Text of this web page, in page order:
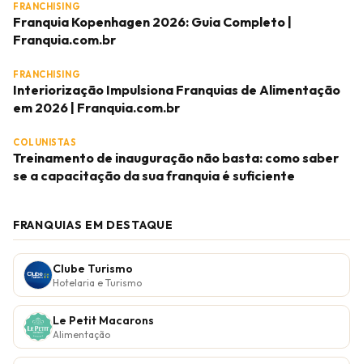
FRANCHISING
Franquia Kopenhagen 2026: Guia Completo |
Franquia.com.br
FRANCHISING
Interiorização Impulsiona Franquias de Alimentação
em 2026 | Franquia.com.br
COLUNISTAS
Treinamento de inauguração não basta: como saber
se a capacitação da sua franquia é suficiente
FRANQUIAS EM DESTAQUE
Clube Turismo
Hotelaria e Turismo
Le Petit Macarons
Alimentação